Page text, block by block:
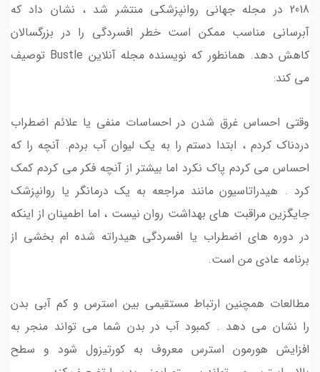
2018 در مجله جهانی روانپزشکی منتشر شد ، نشان داد که
آبرسانی مناسب ممکن است خطر افسردگی را در بزرگسالان
کاهش دهد. همانطور که نویسنده مجله آنلاین Bustle توصیف
می کند:
وقتی احساس غرق شدن در احساسات منفی یا علائم اضطراب
دردناک کردم ، ابتدا دستم را به یک لیوان آب بردم. آنچه را که
احساس می کردم پاک نکرد اما بیشتر از آنچه فکر می کردم کمک
کرد . هیدراتاسیون مانند مراجعه به یک درمانگر یا روانپزشک
جایگزین مراقبت های بهداشت روان نیست ، اما اطمینان از اینکه
در دوره های اضطراب یا افسردگی هیدراته شده ام بخشی از
برنامه عادی من است.
مطالعات همچنین ارتباط مستقیمی بین استرس و کم آبی بدن
را نشان می دهد . کمبود آب در بدن شما می تواند منجر به
افزایش هورمون استرس معروف به کورتیزول شود و سطح